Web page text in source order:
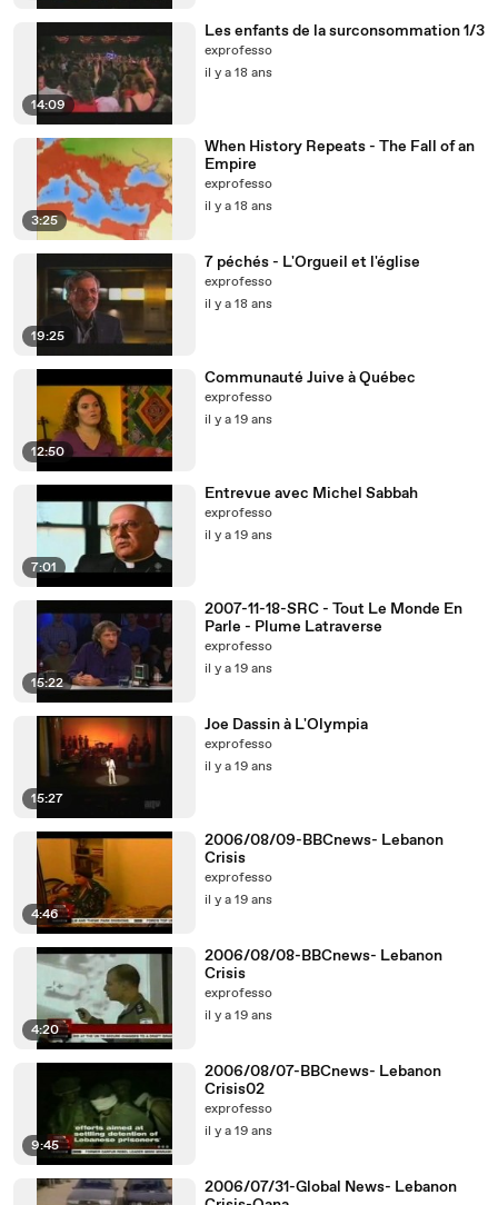
14:09
Les enfants de la surconsommation 1/3
exprofesso
il y a 18 ans
3:25
When History Repeats - The Fall of an
Empire
exprofesso
il y a 18 ans
19:25
7 péchés - L'Orgueil et l'église
exprofesso
il y a 18 ans
12:50
Communauté Juive à Québec
exprofesso
il y a 19 ans
7:01
Entrevue avec Michel Sabbah
exprofesso
il y a 19 ans
15:22
2007-11-18-SRC - Tout Le Monde En
Parle - Plume Latraverse
exprofesso
il y a 19 ans
15:27
Joe Dassin à L'Olympia
exprofesso
il y a 19 ans
4:46
2006/08/09-BBCnews- Lebanon
Crisis
exprofesso
il y a 19 ans
4:20
2006/08/08-BBCnews- Lebanon
Crisis
exprofesso
il y a 19 ans
9:45
2006/08/07-BBCnews- Lebanon
Crisis02
exprofesso
il y a 19 ans
2006/07/31-Global News- Lebanon